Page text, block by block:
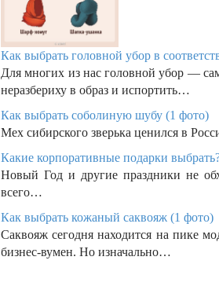
Как выбрать головной убор в
Для многих из нас головной убор —
неразбериху в образ и испортить…
Как выбрать соболиную шубу (1 фото)
Мех сибирского зверька ценился в
Какие корпоративные подарки
Новый Год и другие праздники не
всего…
Как выбрать кожаный саквояж (1 фото)
Саквояж сегодня находится на пике
бизнес-вумен. Но изначально…